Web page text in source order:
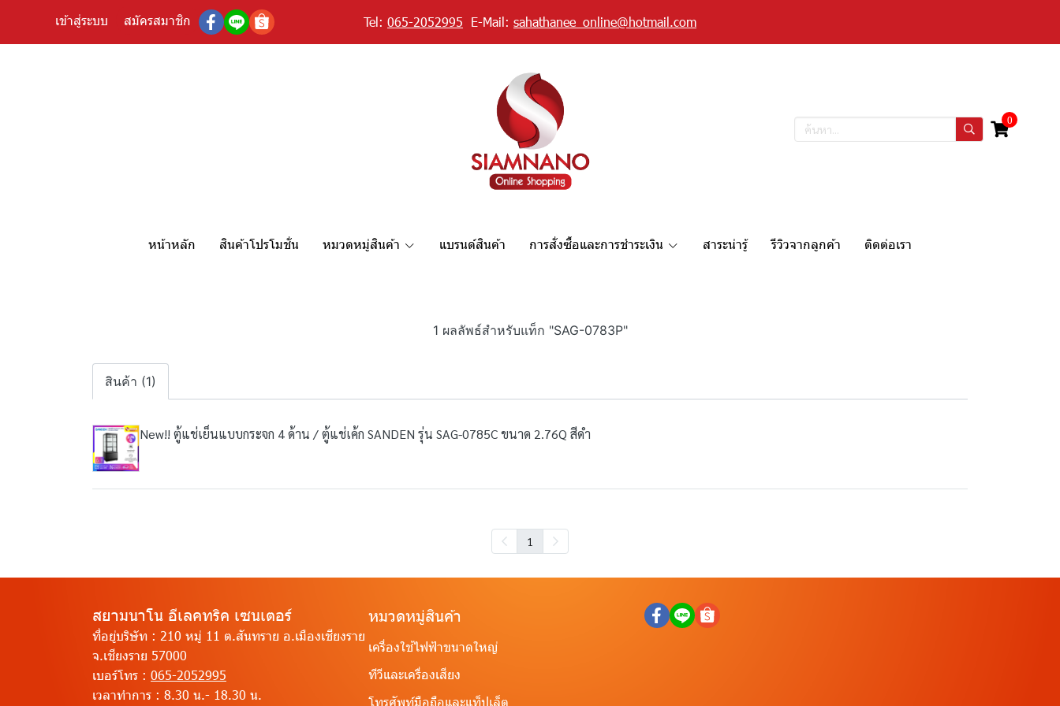
เข้าสู่ระบบ สมัครสมาชิก Tel: 065-2052995 E-Mail: sahathanee_online@hotmail.com
0
หน้าหลัก สินค้าโปรโมชั่น หมวดหมู่สินค้า แบรนด์สินค้า การสั่งซื้อและการชำระเงิน สาระน่ารู้ รีวิวจากลูกค้า ติดต่อเรา
1 ผลลัพธ์สำหรับแท็ก "SAG-0783P"
สินค้า (1)
New!! ตู้แช่เย็นแบบกระจก 4 ด้าน / ตู้แช่เค้ก SANDEN รุ่น SAG-0785C ขนาด 2.76Q สีดำ
1
สยามนาโน อีเลคทริค เซนเตอร์
ที่อยู่บริษัท : 210 หมู่ 11 ต.สันทราย อ.เมืองเชียงราย
จ.เชียงราย 57000
เบอร์โทร : 065-2052995
เวลาทำการ : 8.30 น.- 18.30 น.
หมวดหมู่สินค้า
เครื่องใช้ไฟฟ้าขนาดใหญ่
ทีวีและเครื่องเสียง
โทรศัพท์มือถือและแท็ปเล็ต